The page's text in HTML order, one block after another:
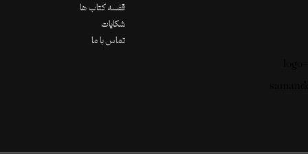
قفسه کتاب ها
شکایات
تماس با ما